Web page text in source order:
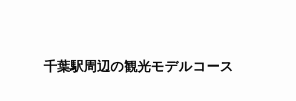
千葉駅周辺の観光モデルコース